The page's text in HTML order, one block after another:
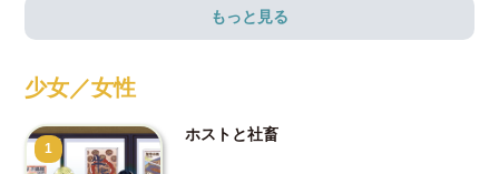
もっと見る
少女／女性
1
ホストと社畜